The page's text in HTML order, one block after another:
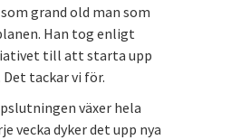
grand old man som
Han tog enligt
till att starta upp
tackar vi för.
växer hela
vecka dyker det upp nya